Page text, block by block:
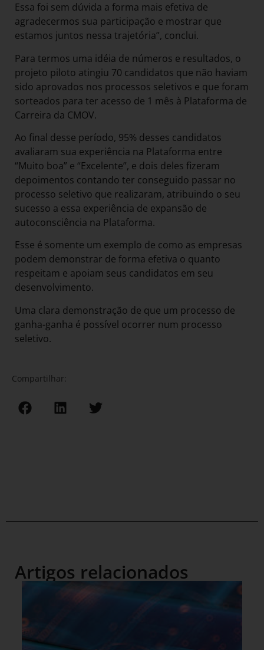
Essa foi sem dúvida a forma mais efetiva de
agradecermos sua participação e mostrar que
estamos juntos nessa trajetória”, conclui.
Para termos uma idéia de números e resultados, o
projeto piloto atingiu 70 candidatos que não haviam
sido aprovados nos processos seletivos e que foram
sorteados para ter acesso de 1 mês à Plataforma de
Carreira da CMOV.
Ao final desse período, 95% desses candidatos
avaliaram sua experiência na Plataforma entre
“Muito boa” e “Excelente”, e dois deles fizeram
depoimentos contando ter conseguido passar no
processo seletivo que realizaram, atribuindo o seu
sucesso a essa experiência de expansão de
autoconsciência na Plataforma.
Esse é somente um exemplo de como as empresas
podem demonstrar de forma efetiva o quanto
respeitam e apoiam seus candidatos em seu
desenvolvimento.
Uma clara demonstração de que um processo de
ganha-ganha é possível ocorrer num processo
seletivo.
Compartilhar:
Artigos relacionados